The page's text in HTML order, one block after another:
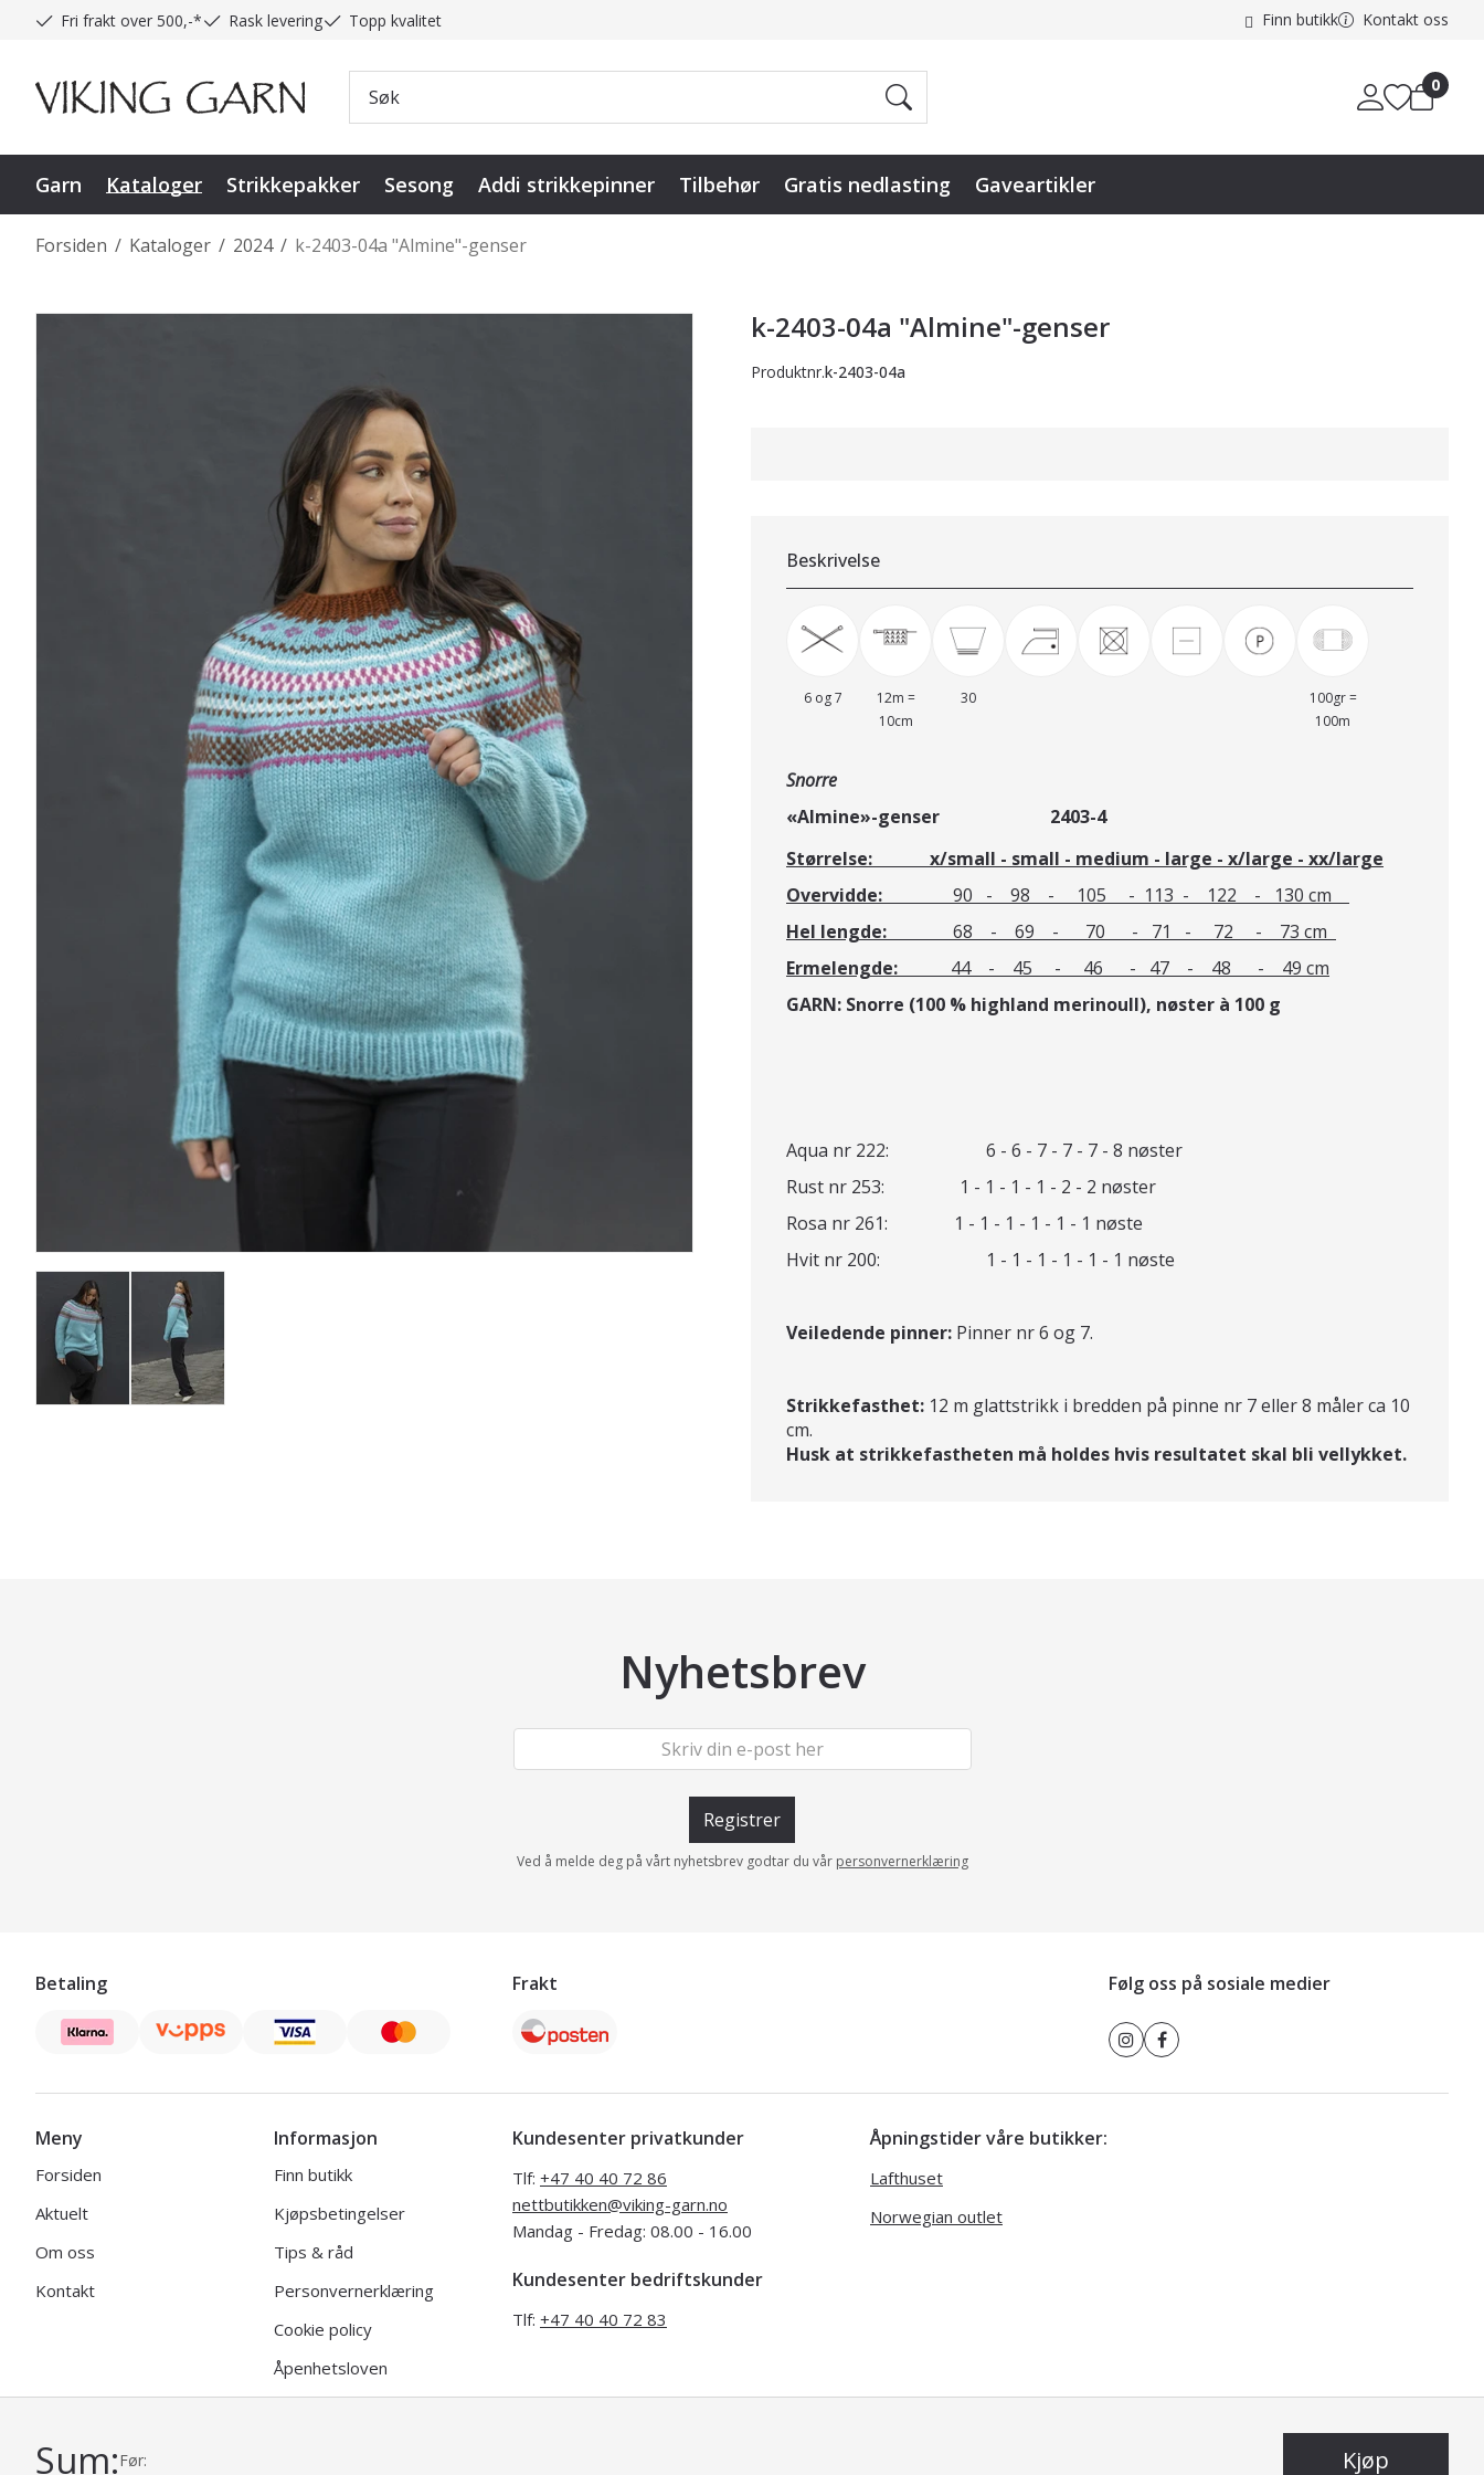
Fri frakt over 500,-* Rask levering Topp kvalitet Finn butikk Kontakt oss
0
Garn Kataloger Strikkepakker Sesong Addi strikkepinner Tilbehør Gratis nedlasting Gaveartikler
/
Forsiden /
Kataloger /
2024 k-2403-04a "Almine"-genser
k-2403-04a "Almine"-genser
Produktnr.k-2403-04a
Sum:Før: Kjøp
Beskrivelse
6 og 7
12m =
10cm
30
100gr =
100m
Snorre
«Almine»-genser 2403-4
Størrelse: x/small - small - medium - large - x/large - xx/large
Overvidde: 90 - 98 - 105 - 113 - 122 - 130 cm
Hel lengde: 68 - 69 - 70 - 71 - 72 - 73 cm
Ermelengde: 44 - 45 - 46 - 47 - 48 - 49 cm
GARN: Snorre (100 % highland merinoull), nøster à 100 g
Aqua nr 222: 6 - 6 - 7 - 7 - 7 - 8 nøster
Rust nr 253: 1 - 1 - 1 - 1 - 2 - 2 nøster
Rosa nr 261: 1 - 1 - 1 - 1 - 1 - 1 nøste
Hvit nr 200: 1 - 1 - 1 - 1 - 1 - 1 nøste
Veiledende pinner: Pinner nr 6 og 7.
Strikkefasthet: 12 m glattstrikk i bredden på pinne nr 7 eller 8 måler ca 10
cm.
Husk at strikkefastheten må holdes hvis resultatet skal bli vellykket.
Nyhetsbrev
Registrer
Ved å melde deg på vårt nyhetsbrev godtar du vår personvernerklæring
Betaling Frakt Følg oss på sosiale medier
Meny
Forsiden
Aktuelt
Om oss
Kontakt
Informasjon
Finn butikk
Kjøpsbetingelser
Tips & råd
Personvernerklæring
Cookie policy
Åpenhetsloven
Kundesenter privatkunder
Tlf: +47 40 40 72 86
nettbutikken@viking-garn.no
Mandag - Fredag: 08.00 - 16.00
Kundesenter bedriftskunder
Tlf: +47 40 40 72 83
Åpningstider våre butikker:
Lafthuset
Norwegian outlet